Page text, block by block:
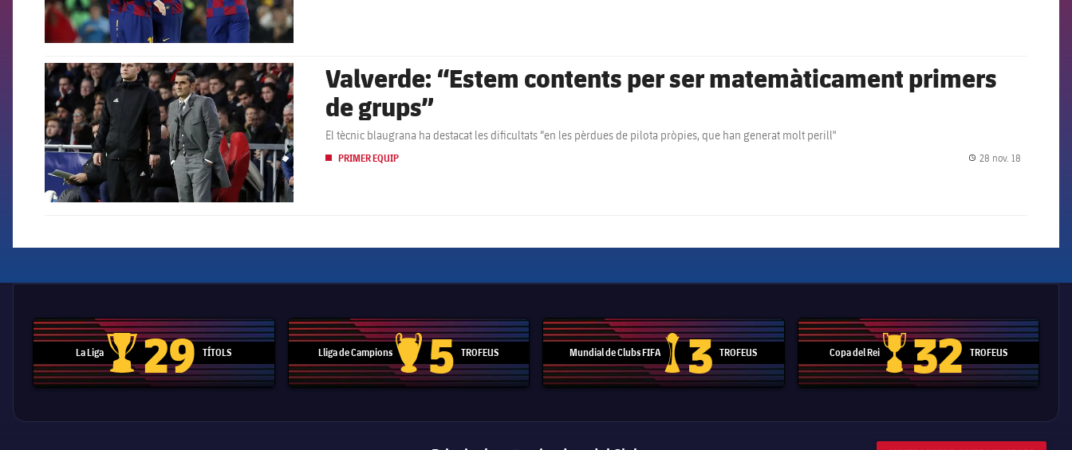
FCB Barcelona badge
Valverde: “Estem contents per ser matemàticament primers
de grups”
El tècnic blaugrana ha destacat les dificultats “en les pèrdues de pilota pròpies, que han generat molt perill"
PRIMER EQUIP 28 nov. 18
La Liga
Trofeu de la Liga
29 TÍTOLS Lliga de Campions
Trofeu de la Lliga de Campions
5 TROFEUS Mundial de Clubs FIFA
Trofeu del Mundial de Clubs
3 TROFEUS Copa del Rei
Copa del Rei
32 TROFEUS